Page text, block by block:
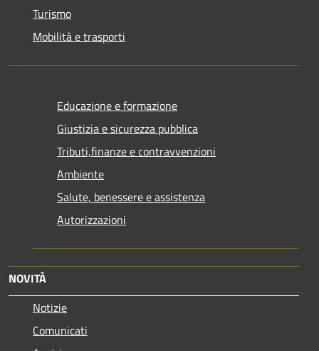
Turismo
Mobilità e trasporti
Educazione e formazione
Giustizia e sicurezza pubblica
Tributi,finanze e contravvenzioni
Ambiente
Salute, benessere e assistenza
Autorizzazioni
NOVITÀ
Notizie
Comunicati